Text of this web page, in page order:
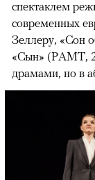
спектаклем
современных
Зеллеру, «Сон
«Сын» (РАМТ,
драмами, но в